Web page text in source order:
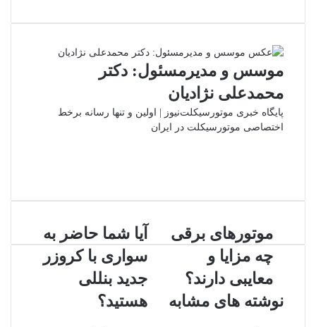
از
ایمیل
موسس و مدیرمسئول: دکتر
محمدعلی نژادیان
پایگاه خبری موتورسیکلت‌نیوز | اولین و تنها رسانه برخط
اختصاصی موتورسیکلت در ایران
آیا
شما
حاضر
سواری
با
آیا شما حاضر به
سواری با کروزر
جدید بنللی
هستید؟
موتورهای
برقی
چه
مزایا
معایبی
موتورهای برقی
چه مزایا و
معایبی دارند؟
نوشته های مشابه